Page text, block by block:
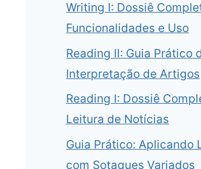
Writing I: Dossiê
Funcionalidades e Uso
Reading II: Guia Prático
Interpretação de Artigos
Reading I: Dossiê
Leitura de Notícias
Guia Prático: Aplicando
com Sotaques Variados